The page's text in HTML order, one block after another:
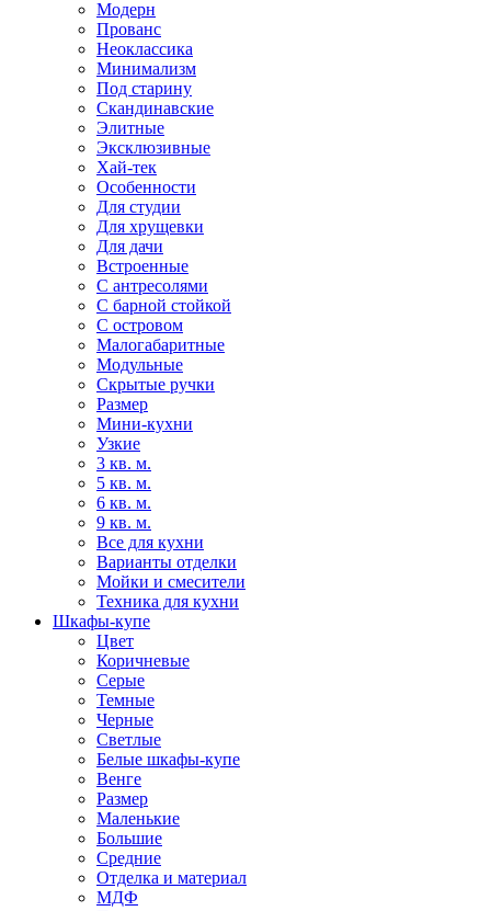
Модерн
Прованс
Неоклассика
Минимализм
Под старину
Скандинавские
Элитные
Эксклюзивные
Хай-тек
Особенности
Для студии
Для хрущевки
Для дачи
Встроенные
С антресолями
С барной стойкой
С островом
Малогабаритные
Модульные
Скрытые ручки
Размер
Мини-кухни
Узкие
3 кв. м.
5 кв. м.
6 кв. м.
9 кв. м.
Все для кухни
Варианты отделки
Мойки и смесители
Техника для кухни
Шкафы-купе
Цвет
Коричневые
Серые
Темные
Черные
Светлые
Белые шкафы-купе
Венге
Размер
Маленькие
Большие
Средние
Отделка и материал
МДФ